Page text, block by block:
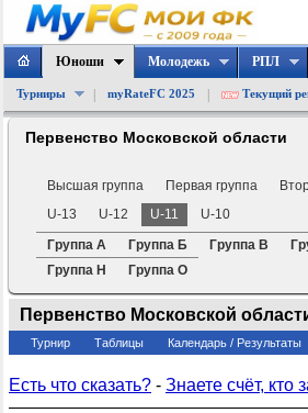
Юноши
Турниры myRateFC 2025 Текущий
Молодежь РПЛ
Первенство Московской области
Высшая группа
Первая группа
U-13
U-12 U-11
U-10
Группа А
Группа Б Группа В
Группа Н
Группа О
Первенство Московской
Турнир Таблицы Календарь / Результаты
Есть что сказать? - Знаете счёт, кто